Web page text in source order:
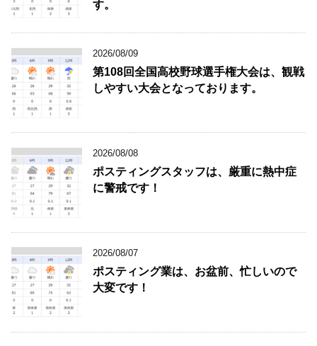
す。
2026/08/09
第108回全国高校野球選手権大会は、観戦
しやすい大会となっております。
2026/08/08
ポスティングスタッフは、厳重に熱中症
に警戒です！
2026/08/07
ポスティング業は、お盆前、忙しいので
大変です！